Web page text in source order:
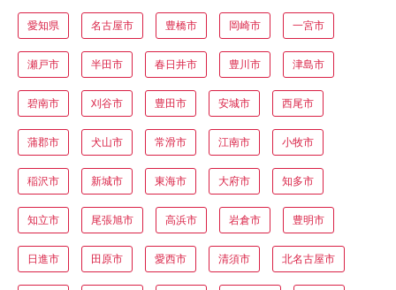
愛知県 名古屋市 豊橋市 岡崎市 一宮市
瀬戸市 半田市 春日井市 豊川市 津島市
碧南市 刈谷市 豊田市 安城市 西尾市
蒲郡市 犬山市 常滑市 江南市 小牧市
稲沢市 新城市 東海市 大府市 知多市
知立市 尾張旭市 高浜市 岩倉市 豊明市
日進市 田原市 愛西市 清須市 北名古屋市